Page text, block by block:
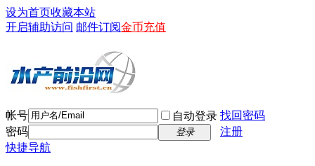
设为首页收藏本站
开启辅助访问 邮件订阅金币充值
帐号 自动登录 找回密码
密码
登录
注册
快捷导航